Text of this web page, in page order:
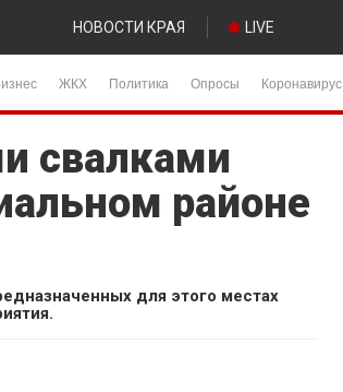
НОВОСТИ КРАЯ LIVE
ЖКХ Политика Опросы Коронавирус
свалками
районе
для этого местах